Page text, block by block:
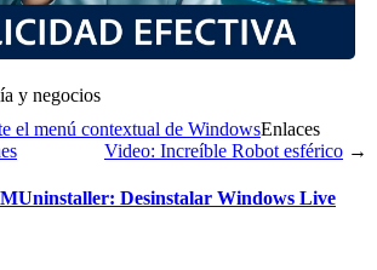
y negocios
el menú contextual de Windows
Video: Increíble Robot esférico →
Enlaces
Desinstalar Windows Live